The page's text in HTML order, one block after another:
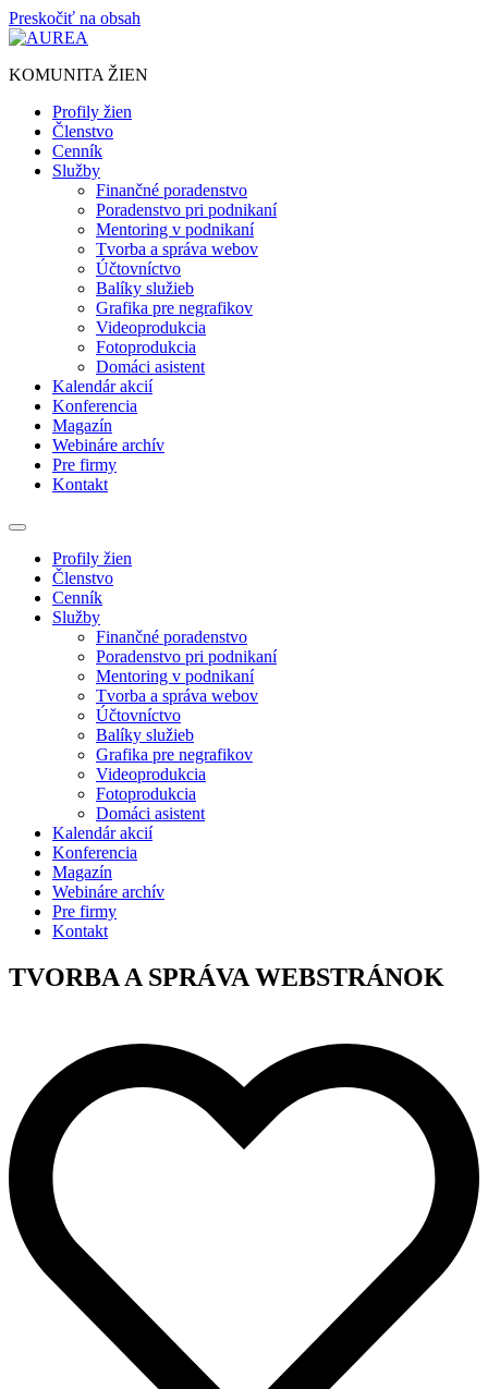
Preskočiť na obsah
KOMUNITA ŽIEN
Profily žien
Členstvo
Cenník
Služby
Finančné poradenstvo
Poradenstvo pri podnikaní
Mentoring v podnikaní
Tvorba a správa webov
Účtovníctvo
Balíky služieb
Grafika pre negrafikov
Videoprodukcia
Fotoprodukcia
Domáci asistent
Kalendár akcií
Konferencia
Magazín
Webináre archív
Pre firmy
Kontakt
Profily žien
Členstvo
Cenník
Služby
Finančné poradenstvo
Poradenstvo pri podnikaní
Mentoring v podnikaní
Tvorba a správa webov
Účtovníctvo
Balíky služieb
Grafika pre negrafikov
Videoprodukcia
Fotoprodukcia
Domáci asistent
Kalendár akcií
Konferencia
Magazín
Webináre archív
Pre firmy
Kontakt
TVORBA A SPRÁVA WEBSTRÁNOK